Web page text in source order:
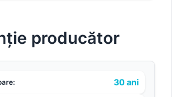
producător
30 ani